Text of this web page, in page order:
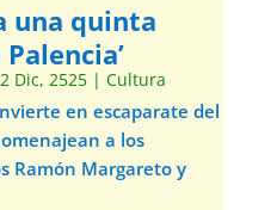
una quinta
2 Dic, 2525| Cultura
en escaparate del
a los
Ramón Margareto y